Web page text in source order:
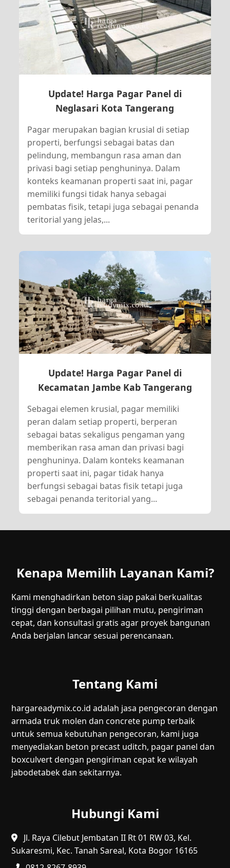
Update! Harga Pagar Panel di
Neglasari Kota Tangerang
Pagar merupakan bagian krusial di setiap
properti, berfungsi sebagai batas dan
pelindung, membangun rasa aman dan
privasi bagi setiap penghuninya. Dalam
konteks keamanan properti saat ini, pagar
memiliki fungsi tidak hanya sebagai
pembatas fisik, tetapi juga sebagai penanda
teritorial yang jelas,...
Update! Harga Pagar Panel di
Kecamatan Jambe Kab Tangerang
Sebagai elemen krusial, pagar memiliki
peran dalam setiap properti, berperan
sebagai batas sekaligus pengaman yang
memberikan rasa aman dan privasi bagi
penghuninya. Dalam konteks keamanan
properti saat ini, pagar tidak hanya
berfungsi sebagai batas fisik tetapi juga
sebagai penanda teritorial yang...
Kenapa Memilih Layanan Kami?
Kami menghadirkan beton siap pakai berkualitas
tinggi dengan berbagai pilihan mutu, pengiriman
cepat, dan konsultasi gratis agar proyek bangunan
Anda berjalan lancar sesuai perencanaan.
Tentang Kami
hargareadymix.co.id adalah jasa pengecoran dengan
armada truk molen dan concrete pump terbaik
untuk semua kebutuhan pengecoran, kami juga
menyediakan beton precast uditch, pagar panel dan
boxculvert dengan pengiriman cepat ke wilayah
jabodetabek dan sekitarnya.
Hubungi Kami
Jl. Raya Cilebut Jembatan II Rt 01 RW 03, Kel.
Sukaresmi, Kec. Tanah Sareal, Kota Bogor 16165